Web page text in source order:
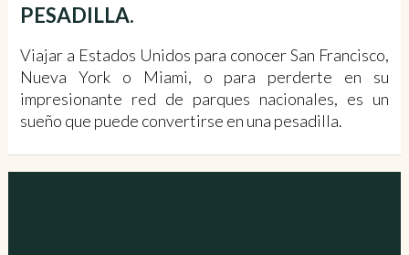
PESADILLA.
Viajar a Estados Unidos para conocer San Francisco,
Nueva York o Miami, o para perderte en su
impresionante red de parques nacionales, es un
sueño que puede convertirse en una pesadilla.